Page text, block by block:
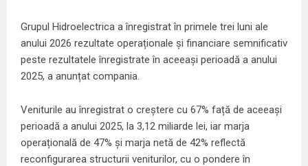
Grupul Hidroelectrica a înregistrat în primele trei luni ale
anului 2026 rezultate operaționale și financiare semnificativ
peste rezultatele înregistrate în aceeași perioadă a anului
2025, a anunțat compania.
Veniturile au înregistrat o creștere cu 67% față de aceeași
perioadă a anului 2025, la 3,12 miliarde lei, iar marja
operațională de 47% și marja netă de 42% reflectă
reconfigurarea structurii veniturilor, cu o pondere în